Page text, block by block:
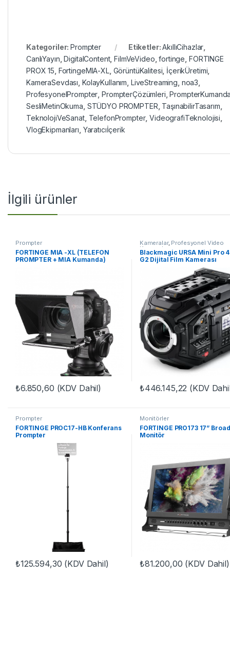
Kategoriler:Prompter Etiketler:AkıllıCihazlar
CanlıYayın ,DigitalContent,FilmVeVideo ,fortinge FORTINGE
PROX 15 FortingeMIA-XL, GörüntüKalitesi İçerikÜretimi
KameraSevdası KolayKullanım LiveStreaming noa3
ProfesyonelPrompter ,PrompterÇözümleri ,
SesliMetinOkuma STÜDYO PROMPTER TaşınabilirTasarım
TeknolojiVeSanat, TelefonPrompter,VideografiTeknolojisi
VlogEkipmanları Yaratıcıİçerik
İlgili ürünler
Prompter
FORTINGE MIA -XL (TELEFON
PROMPTER + MIA Kumanda)
₺6.850,60 (KDV Dahil)
Kameralar, Profesyonel Video
Kameraları
Blackmagic URSA Mini Pro
G2 Dijital Film Kamerası
₺446.145,22 (KDV
Prompter
FORTINGE PROC17-HB Konferans
Prompter
₺125.594,30 (KDV Dahil)
Monitörler
FORTINGE PRO173 17”
Monitör
₺81.200,00 (KDV Dahil)